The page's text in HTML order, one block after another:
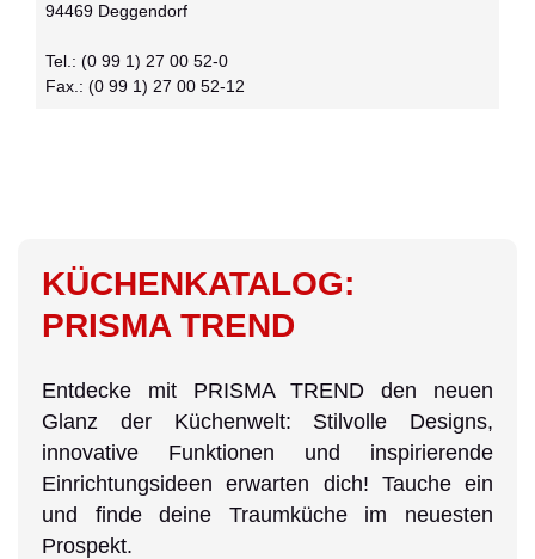
94469 Deggendorf
Tel.: (0 99 1) 27 00 52-0
Fax.: (0 99 1) 27 00 52-12
KÜCHENKATALOG:
PRISMA TREND
Entdecke mit PRISMA TREND den neuen
Glanz der Küchenwelt: Stilvolle Designs,
innovative Funktionen und inspirierende
Einrichtungsideen erwarten dich! Tauche ein
und finde deine Traumküche im neuesten
Prospekt.